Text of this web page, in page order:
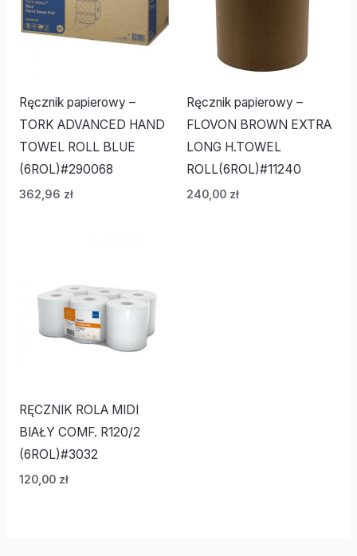
Ręcznik papierowy –
TORK ADVANCED HAND
TOWEL ROLL BLUE
(6ROL)#290068
362,96 zł
Ręcznik papierowy –
FLOVON BROWN EXTRA
LONG H.TOWEL
ROLL(6ROL)#11240
240,00 zł
RĘCZNIK ROLA MIDI
BIAŁY COMF. R120/2
(6ROL)#3032
120,00 zł